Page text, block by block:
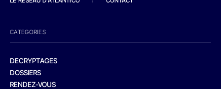
CATEGORIES
DECRYPTAGES
DOSSIERS
RENDEZ-VOUS